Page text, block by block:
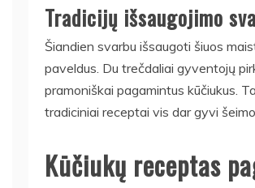
Tradicijų išsaugojimo
Šiandien svarbu išsaugoti šiuos
paveldus. Du trečdaliai gyventojų
pramoniškai pagamintus kūčiukus.
tradiciniai receptai vis dar gyvi
Kūčiukų receptas